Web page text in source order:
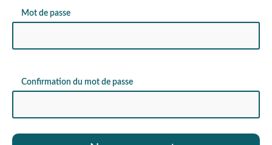
Mot de passe
Confirmation du mot de passe